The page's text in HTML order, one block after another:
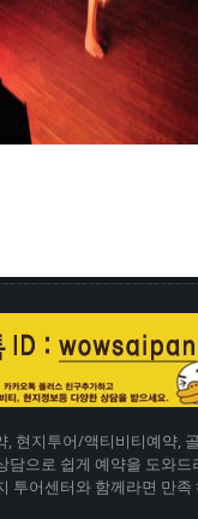
, 현지투어/액티비티예약,
담으로 쉽게 예약을 도와드
투어센터와 함께라면 만족